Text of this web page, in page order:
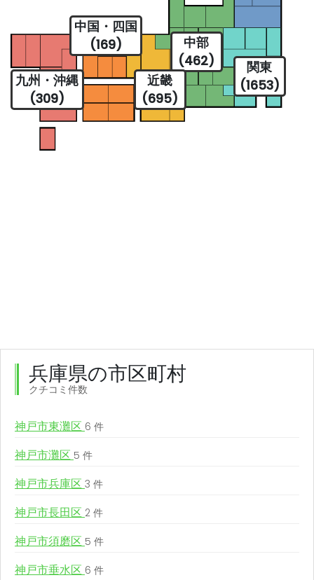
関東
(1653)
中部
(462)
近畿
(695)
中国・四国
(169)
九州・沖縄
(309)
兵庫県の市区町村
クチコミ件数
神戸市東灘区 6 件
神戸市灘区 5 件
神戸市兵庫区 3 件
神戸市長田区 2 件
神戸市須磨区 5 件
神戸市垂水区 6 件